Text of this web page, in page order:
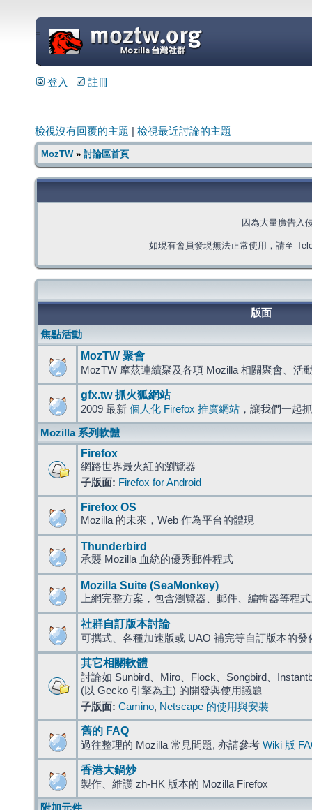
=
登入 註冊
檢視沒有回覆的主題 檢視最近討論的主題
MozTW» 討論區首頁
因為大量廣告入
如現有會員發現無法正常使用，請至
版面
焦點活動
MozTW 聚會
MozTW 摩茲連續聚及各項 Mozilla 相關聚會、活
gfx.tw 抓火狐網站
2009 最新 個人化 Firefox 推廣網站 ，讓我們一起
Mozilla 系列軟體
Firefox
網路世界最火紅的瀏覽器
子版面: Firefox for Android
Firefox OS
Mozilla 的未來，Web 作為平台的體現
Thunderbird
承襲 Mozilla 血統的優秀郵件程式
Mozilla Suite (SeaMonkey)
上網完整方案，包含瀏覽器、郵件、編輯器等程
社群自訂版本討論
可攜式、各種加速版或 UAO 補完等自訂版本的發
其它相關軟體
討論如 Sunbird、Miro、Flock、Songbird、
(以 Gecko 引擎為主) 的開發與使用議題
子版面: Camino, Netscape 的使用與安裝
舊的 FAQ
過往整理的 Mozilla 常見問題, 亦請參考 Wiki 版
香港大鍋炒
製作、維護 zh-HK 版本的 Mozilla Firefox